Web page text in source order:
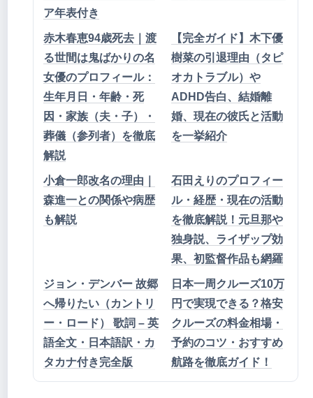
ア年表付き
赤木春恵94歳死去｜渡
る世間は鬼ばかりの名
女優のプロフィール：
生年月日・年齢・死
因・家族（夫・子）・
葬儀（参列者）を徹底
解説
【完全ガイド】木下優
樹菜の引退理由（タピ
オカトラブル）や
ADHD告白、結婚離
婚、現在の彼氏と活動
を一挙紹介
小倉一郎改名の理由｜
森進一との関係や病歴
も解説
石田えりのプロフィー
ル・経歴・現在の活動
を徹底解説！元旦那や
独身説、ライザップ効
果、初監督作品も網羅
ジョン・デンバー 故郷
へ帰りたい（カントリ
ー・ロード） 歌詞 – 英
語全文・日本語訳・カ
タカナ付き完全版
日本一周クルーズ10万
円で実現できる？格安
クルーズの料金相場・
予約のコツ・おすすめ
航路を徹底ガイド！